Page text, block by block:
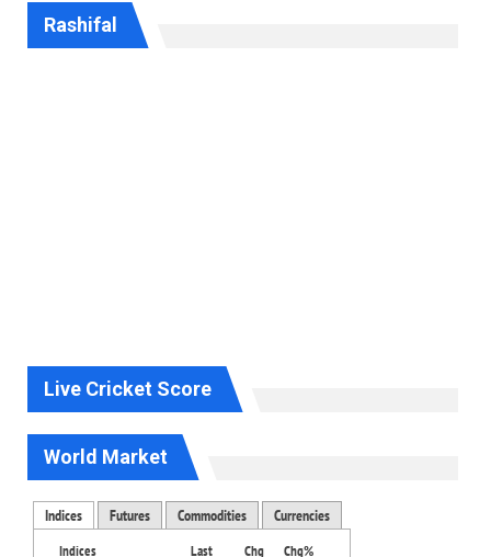
Rashifal
Live Cricket Score
World Market